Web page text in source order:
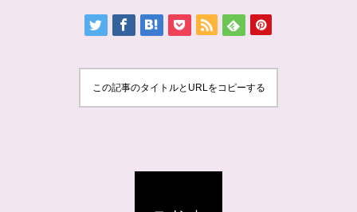
この記事のタイトルとURLをコピーする